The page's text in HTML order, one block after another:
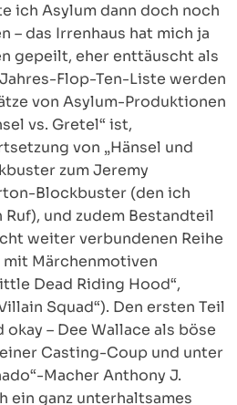
ich Asylum dann doch noch
– das Irrenhaus hat mich ja
gepeilt, eher enttäuscht als
Flop-Ten-Liste werden
von Asylum-Produktionen
vs. Gretel“ ist,
von „Hänsel und
zum Jeremy
Blockbuster (den ich
und zudem Bestandteil
weiter verbundenen Reihe
Märchenmotiven
Dead Riding Hood“,
Squad“). Den ersten Teil
– Dee Wallace als böse
Casting-Coup und unter
Macher Anthony J.
ein ganz unterhaltsames